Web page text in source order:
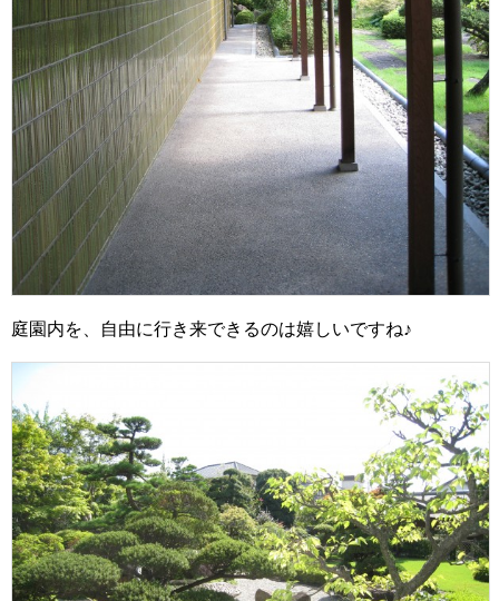
庭園内を、自由に行き来できるのは嬉しいですね♪